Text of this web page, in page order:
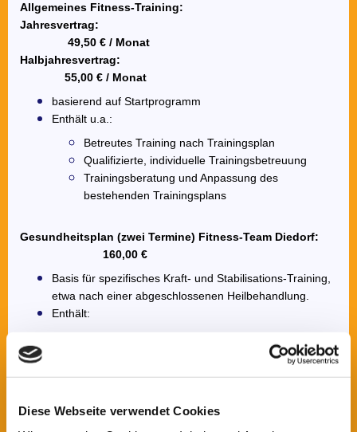
Diese Webseite verwendet Cookies
Allgemeines Fitness-Training:
Jahresvertrag:
49,50 € / Monat
Halbjahresvertrag:
55,00 € / Monat
basierend auf Startprogramm
Enthält u.a.:
Betreutes Training nach Trainingsplan
Qualifizierte, individuelle Trainingsbetreuung
Trainingsberatung und Anpassung des
bestehenden Trainingsplans
Gesundheitsplan (zwei Termine) Fitness-Team Diedorf:
160,00 €
Basis für spezifisches Kraft- und Stabilisations-Training,
etwa nach einer abgeschlossenen Heilbehandlung.
Enthält:
Trainings-Abstimmung Physiotherapie / Fitness-
Trainingsplan